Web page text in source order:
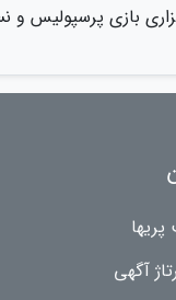
بازی پرسپولیس و
آگهی